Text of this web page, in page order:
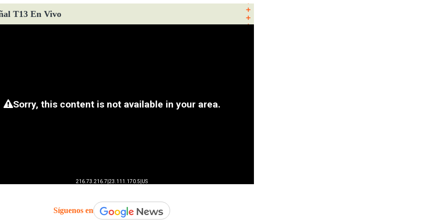
T13 En Vivo
Síguenos en